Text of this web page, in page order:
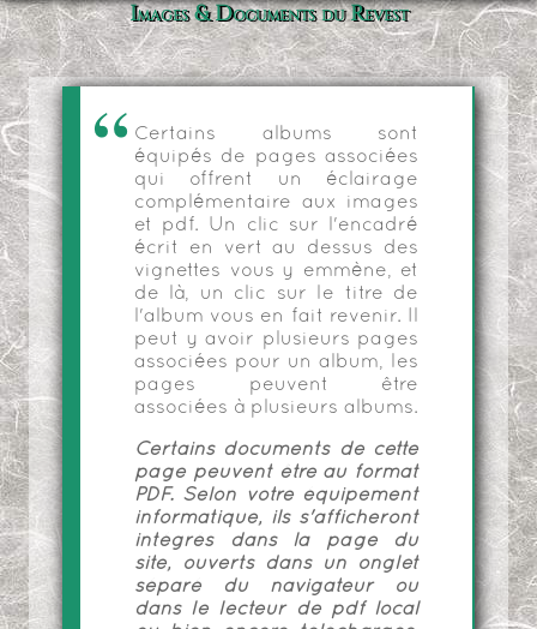
Images & Documents du Revest
Certains albums sont
équipés de pages associées
qui offrent un éclairage
complémentaire aux images
et pdf. Un clic sur l'encadré
écrit en vert au dessus des
vignettes vous y emmène, et
de là, un clic sur le titre de
l'album vous en fait revenir. Il
peut y avoir plusieurs pages
associées pour un album, les
pages peuvent être
associées à plusieurs albums.
Certains documents de cette
page peuvent être au format
PDF. Selon votre équipement
informatique, ils s'afficheront
intégrés dans la page du
site, ouverts dans un onglet
séparé du navigateur ou
dans le lecteur de pdf local